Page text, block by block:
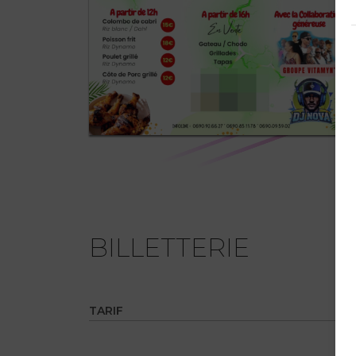
BILLETTERIE
TARIF